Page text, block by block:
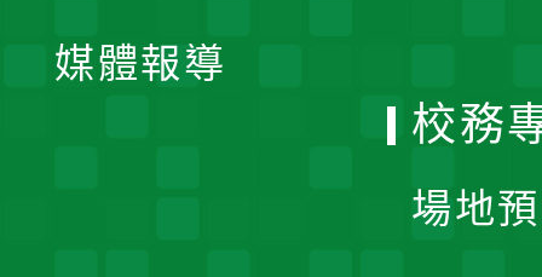
媒體報導
校務
場地